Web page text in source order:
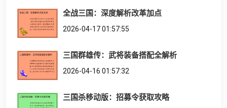
全战三国：深度解析改革加点
2026-04-17 01:57:55
三国群雄传：武将装备搭配全解析
2026-04-16 01:57:32
三国杀移动版：招募令获取攻略